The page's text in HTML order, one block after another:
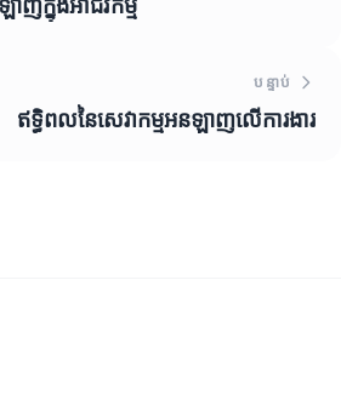
បន្ទាប់
ឥទ្ធិពលនៃសេវាកម្មអនឡាញលើការងារ